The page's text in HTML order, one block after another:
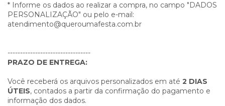
* Informe os dados ao realizar a compra, no campo "DADOS
PERSONALIZAÇÃO" ou pelo e-mail:
atendimento@queroumafesta.com.br
---------------------------------
PRAZO DE ENTREGA:
Você receberá os arquivos personalizados em até 2 DIAS
ÚTEIS, contados a partir da confirmação do pagamento e
informação dos dados.